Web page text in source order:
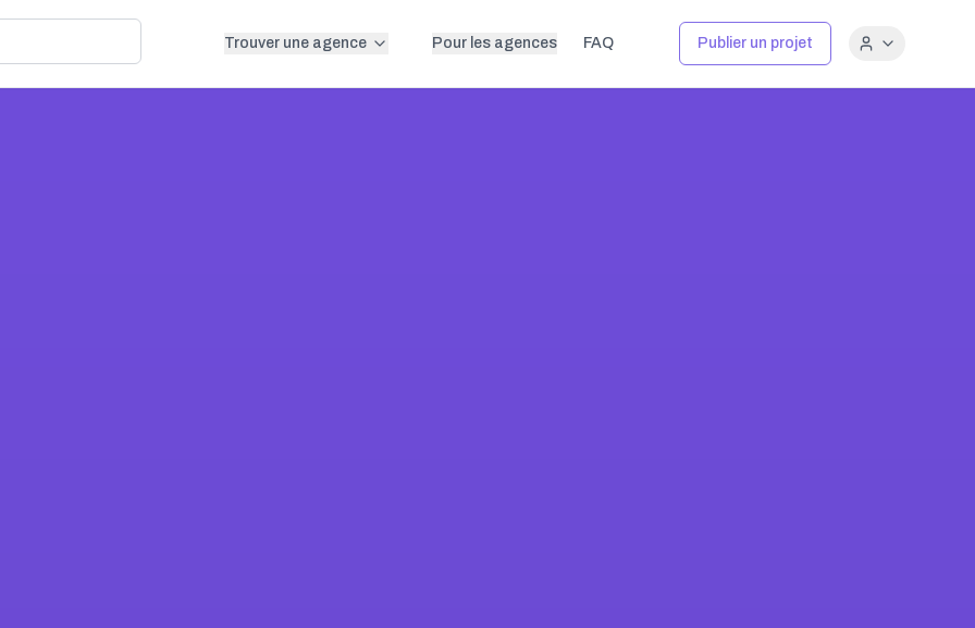
Trouver une agence Pour les agences FAQ Publier un projet